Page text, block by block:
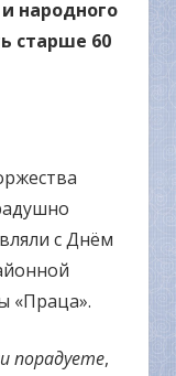
народного
старше 60
с Днём
«Праца».
порадуете,